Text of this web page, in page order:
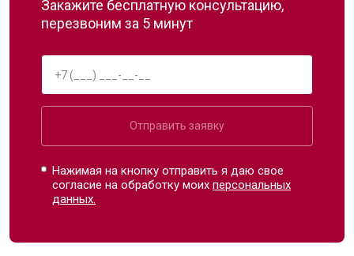
Закажите бесплатную консультацию,
перезвоним за 5 минут
Отправить заявку
Нажимая на кнопку отправить я даю свое
согласие на обработку моихперсональных
данных.